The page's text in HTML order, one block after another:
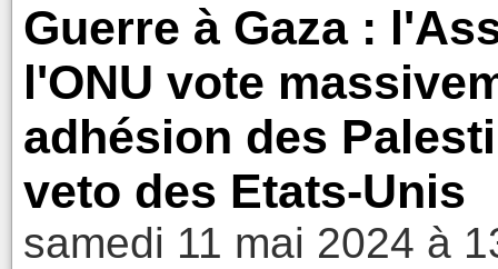
Guerre à Gaza :
l'ONU vote
adhésion des
veto des Etats-Unis
samedi 11 mai 2024 à